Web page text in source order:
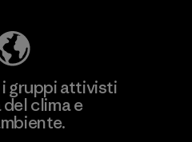
gruppi attivisti
clima e